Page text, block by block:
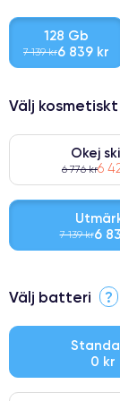
128 Gb
7 139 kr6 839 kr
Välj
Okej
6 776 kr6
7 139 kr6
⭐ Premium
● Oklanderlig
● Endast 5% av
Välj batteri ?
0 kr